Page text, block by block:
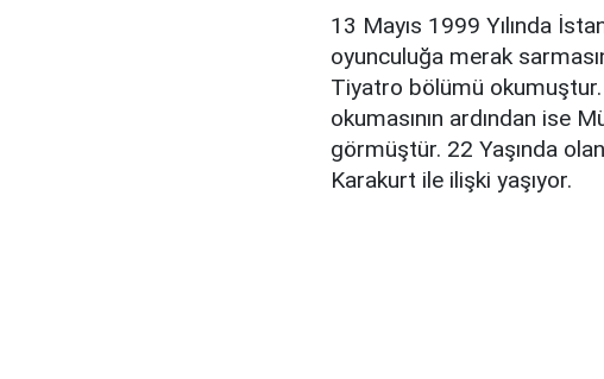
13 Mayıs 1999 Yılında
oyunculuğa merak
Tiyatro bölümü
okumasının ardından ise
görmüştür. 22 Yaşında
Karakurt ile ilişki yaşıyor.